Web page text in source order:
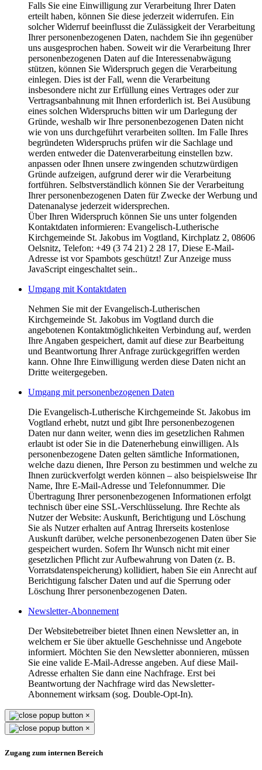
Falls Sie eine Einwilligung zur Verarbeitung Ihrer Daten
erteilt haben, können Sie diese jederzeit widerrufen. Ein
solcher Widerruf beeinflusst die Zulässigkeit der Verarbeitung
Ihrer personenbezogenen Daten, nachdem Sie ihn gegenüber
uns ausgesprochen haben. Soweit wir die Verarbeitung Ihrer
personenbezogenen Daten auf die Interessenabwägung
stützen, können Sie Widerspruch gegen die Verarbeitung
einlegen. Dies ist der Fall, wenn die Verarbeitung
insbesondere nicht zur Erfüllung eines Vertrages oder zur
Vertragsanbahnung mit Ihnen erforderlich ist. Bei Ausübung
eines solchen Widerspruchs bitten wir um Darlegung der
Gründe, weshalb wir Ihre personenbezogenen Daten nicht
wie von uns durchgeführt verarbeiten sollten. Im Falle Ihres
begründeten Widerspruchs prüfen wir die Sachlage und
werden entweder die Datenverarbeitung einstellen bzw.
anpassen oder Ihnen unsere zwingenden schutzwürdigen
Gründe aufzeigen, aufgrund derer wir die Verarbeitung
fortführen. Selbstverständlich können Sie der Verarbeitung
Ihrer personenbezogenen Daten für Zwecke der Werbung und
Datenanalyse jederzeit widersprechen.
Über Ihren Widerspruch können Sie uns unter folgenden
Kontaktdaten informieren: Evangelisch-Lutherische
Kirchgemeinde St. Jakobus im Vogtland, Kirchplatz 2, 08606
Oelsnitz, Telefon: +49 (3 74 21) 2 28 17, Diese E-Mail-
Adresse ist vor Spambots geschützt! Zur Anzeige muss
JavaScript eingeschaltet sein..
Umgang mit Kontaktdaten
Nehmen Sie mit der Evangelisch-Lutherischen
Kirchgemeinde St. Jakobus im Vogtland durch die
angebotenen Kontaktmöglichkeiten Verbindung auf, werden
Ihre Angaben gespeichert, damit auf diese zur Bearbeitung
und Beantwortung Ihrer Anfrage zurückgegriffen werden
kann. Ohne Ihre Einwilligung werden diese Daten nicht an
Dritte weitergegeben.
Umgang mit personenbezogenen Daten
Die Evangelisch-Lutherische Kirchgemeinde St. Jakobus im
Vogtland erhebt, nutzt und gibt Ihre personenbezogenen
Daten nur dann weiter, wenn dies im gesetzlichen Rahmen
erlaubt ist oder Sie in die Datenerhebung einwilligen. Als
personenbezogene Daten gelten sämtliche Informationen,
welche dazu dienen, Ihre Person zu bestimmen und welche zu
Ihnen zurückverfolgt werden können – also beispielsweise Ihr
Name, Ihre E-Mail-Adresse und Telefonnummer. Die
Übertragung Ihrer personenbezogenen Informationen erfolgt
technisch über eine SSL-Verschlüsselung. Ihre Rechte als
Nutzer der Website: Auskunft, Berichtigung und Löschung
Sie als Nutzer erhalten auf Antrag Ihrerseits kostenlose
Auskunft darüber, welche personenbezogenen Daten über Sie
gespeichert wurden. Sofern Ihr Wunsch nicht mit einer
gesetzlichen Pflicht zur Aufbewahrung von Daten (z. B.
Vorratsdatenspeicherung) kollidiert, haben Sie ein Anrecht auf
Berichtigung falscher Daten und auf die Sperrung oder
Löschung Ihrer personenbezogenen Daten.
Newsletter-Abonnement
Der Websitebetreiber bietet Ihnen einen Newsletter an, in
welchem er Sie über aktuelle Geschehnisse und Angebote
informiert. Möchten Sie den Newsletter abonnieren, müssen
Sie eine valide E-Mail-Adresse angeben. Auf diese Mail-
Adresse erhalten Sie dann eine Nachfrage. Erst bei
Beantwortung der Nachfrage wird das Newsletter-
Abonnement wirksam (sog. Double-Opt-In).
×
×
Zugang zum internen Bereich